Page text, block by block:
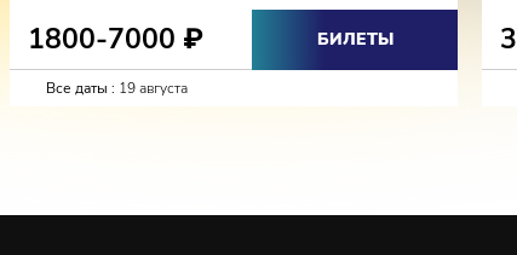
1800-7000 ₽ БИЛЕТЫ
Все даты : 19 августа